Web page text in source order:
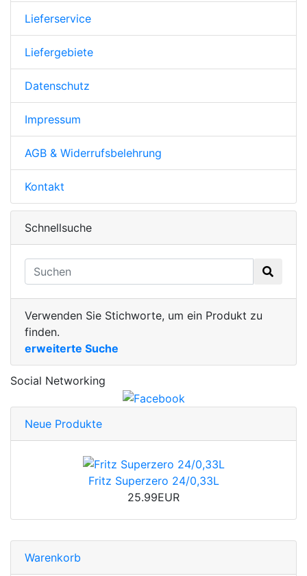
Lieferservice
Liefergebiete
Datenschutz
Impressum
AGB & Widerrufsbelehrung
Kontakt
Schnellsuche
Verwenden Sie Stichworte, um ein Produkt zu
finden.
erweiterte Suche
Social Networking
Neue Produkte
Fritz Superzero 24/0,33L
25.99EUR
Warenkorb